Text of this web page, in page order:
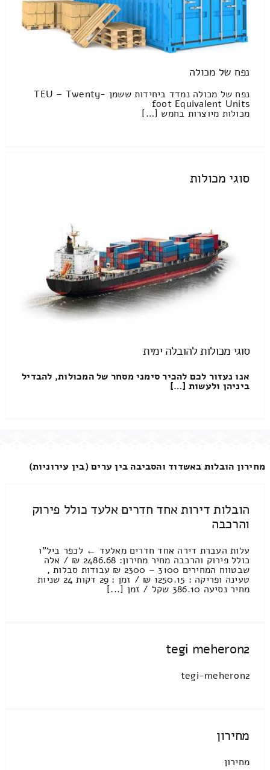
נפח של מכולה
נפח של מכולה נמדד ביחידות ששמן TEU – Twenty-
foot Equivalent Units
מכולות מיוצרות בחמש […]
סוגי מכולות
סוגי מכולות להובלה ימית
אנו נעזור לכם להכיר סימני מסחר של המכולות, להבדיל
ביניהן ולעשות […]
מחירון הובלות באשדוד והסביבה בין ערים (בין עירוניות)
הובלות דירות אחד חדרים אלעד כולל פירוק
והרכבה
עלות העברת דירה אחד חדרים מאלעד ← לכפר ביל"ו
כולל פירוק והרכבה מחיר מחירון: 2486.68 ₪ / אלה
שבטווח המחירים 3100 – 2300 ₪ עבודות סבלות ,
טעינה ופריקה : 1250.15 ₪ / זמן : 29 דקות 24 שניות
מחיר נסיעה 386.10 שקל / זמן [...]
tegi meheron2
tegi-meheron2
מחירון
מחירון